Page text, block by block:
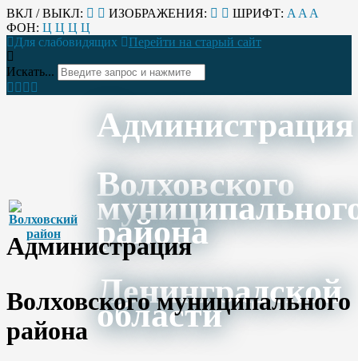
ВКЛ / ВЫКЛ: ИЗОБРАЖЕНИЯ: ШРИФТ: A A A
ФОН: Ц Ц Ц Ц
Для слабовидящих
Перейти на старый сайт
Искать...
Администрация
Волховского
района
Ленинградской
области
Администрация
Волховского муниципального
района